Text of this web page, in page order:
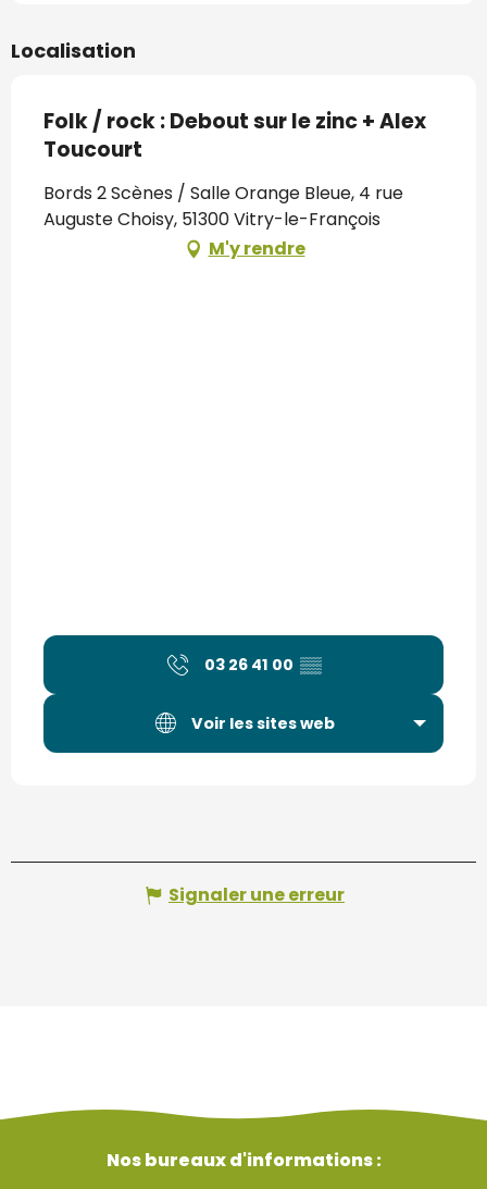
Localisation
Folk / rock : Debout sur le zinc + Alex
Toucourt
Bords 2 Scènes / Salle Orange Bleue, 4 rue
Auguste Choisy, 51300 Vitry-le-François
M'y rendre
03 26 41 00 ▒▒
Voir les sites web
Signaler une erreur
Nos bureaux d'informations :